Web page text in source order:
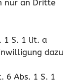
nur an Dritte
1 S. 1 lit. a
dazu
6 Abs. 1 S. 1